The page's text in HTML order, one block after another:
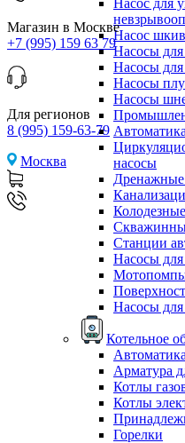
Магазин в Москве
+7 (995) 159 63 79
Для регионов
8 (995) 159-63-79
Москва
Насос для
Насос
Насосы
Насосы
Насосы
Насосы
насосы
Станции
Насосы для
Насосы
Котельное
Арматура
Котлы
Котлы
Горелки